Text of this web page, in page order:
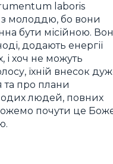
laboris
з молоддю, бо вони
бути місійною.
додають енергії
і хоч не можуть
їхній внесок
та про плани
людей, повних
почути це